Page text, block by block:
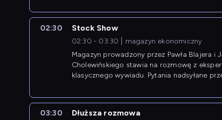
02:30 Stock Show
02:30 - 03:30
magazyn ekonomiczny
Magazyn prowadzony przez Pawła Blajera i
Cholewińskiego stawia na rozmowę z
klasycznego wywiadu. Pytania nadsyłane
03:30 Dłuższa rozmowa